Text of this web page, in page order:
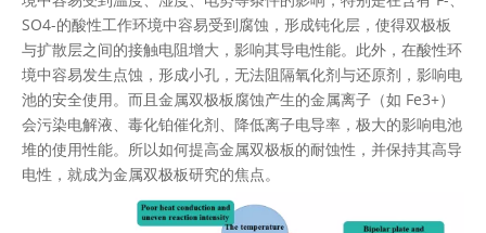
SO4-的酸性工作环境中容易受到腐蚀，形成钝化层，使得双极板
与扩散层之间的接触电阻增大，影响其导电性能。此外，在酸性环
境中容易发生点蚀，形成小孔，无法阻隔氧化剂与还原剂，影响电
池的安全使用。而且金属双极板腐蚀产生的金属离子（如 Fe3+）
会污染电解液、毒化铂催化剂、降低离子电导率，极大的影响电池
堆的使用性能。所以如何提高金属双极板的耐蚀性，并保持其高导
电性，就成为金属双极板研究的焦点。